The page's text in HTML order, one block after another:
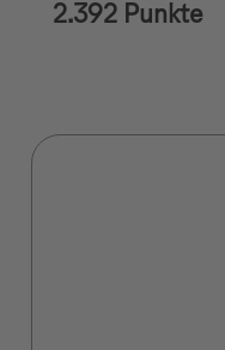
2.392 Punkte